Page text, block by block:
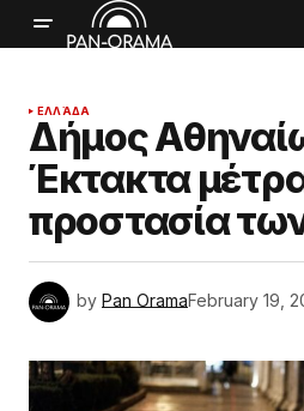
ΕΛΛΆΔΑ
Δήμος
Έκτακτα
προστασία
by Pan OramaFebruary 19,